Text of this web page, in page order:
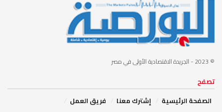
© 2023 - الجريدة الاقتصادية الأولى في مصر
تصفح
الصفحة الرئيسية
إشترك معنا
فريق العمل